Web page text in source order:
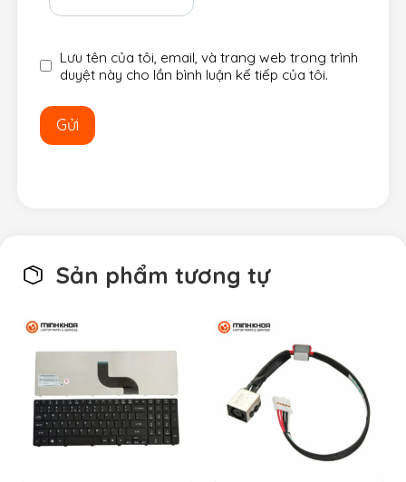
Lưu tên của tôi, email, và trang web trong trình
duyệt này cho lần bình luận kế tiếp của tôi.
Sản phẩm tương tự